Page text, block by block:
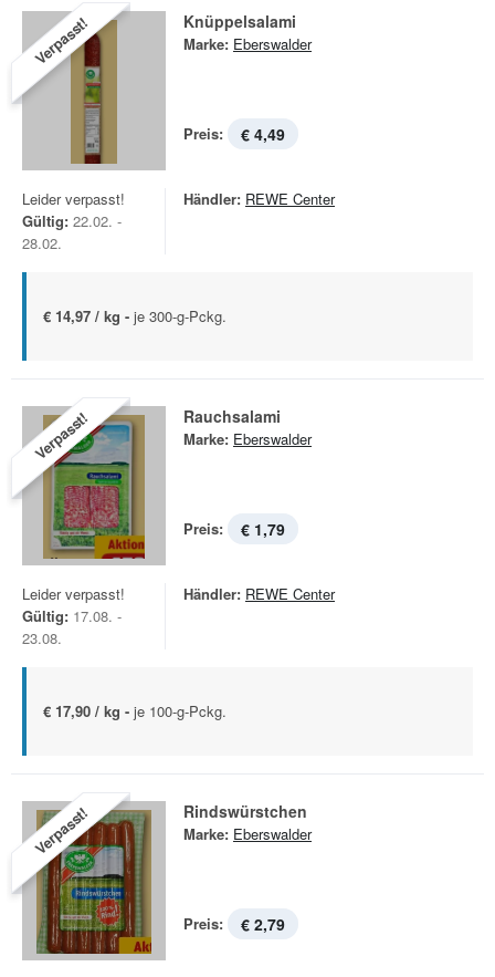
Verpasst! Knüppelsalami
Marke: Eberswalder
Preis: € 4,49
Leider verpasst!
Gültig: 22.02. -
28.02.
Händler: REWE Center
€ 14,97 / kg - je 300-g-Pckg.
Verpasst! Rauchsalami
Marke: Eberswalder
Preis: € 1,79
Leider verpasst!
Gültig: 17.08. -
23.08.
Händler: REWE Center
€ 17,90 / kg - je 100-g-Pckg.
Verpasst! Rindswürstchen
Marke: Eberswalder
Preis: € 2,79